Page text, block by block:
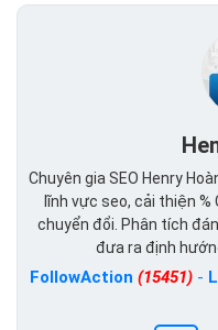
Chuyên gia SEO Henry
lĩnh vực seo, cải thiện
chuyển đổi. Phân tích
đưa ra định
FollowAction (15451)-